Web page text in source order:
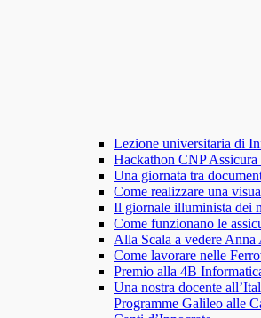
Lezione universitaria di
Hackathon CNP
Una giornata tra
Come realizzare una
Il giornale illuminista dei
Come funzionano le
Alla Scala a vedere Anna
Come lavorare nelle
Premio alla 4B
Una nostra docente
Programme Galileo alle